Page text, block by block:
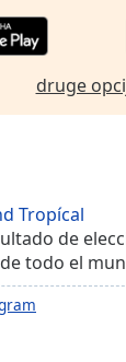
druge
Tropícal
de
todo el